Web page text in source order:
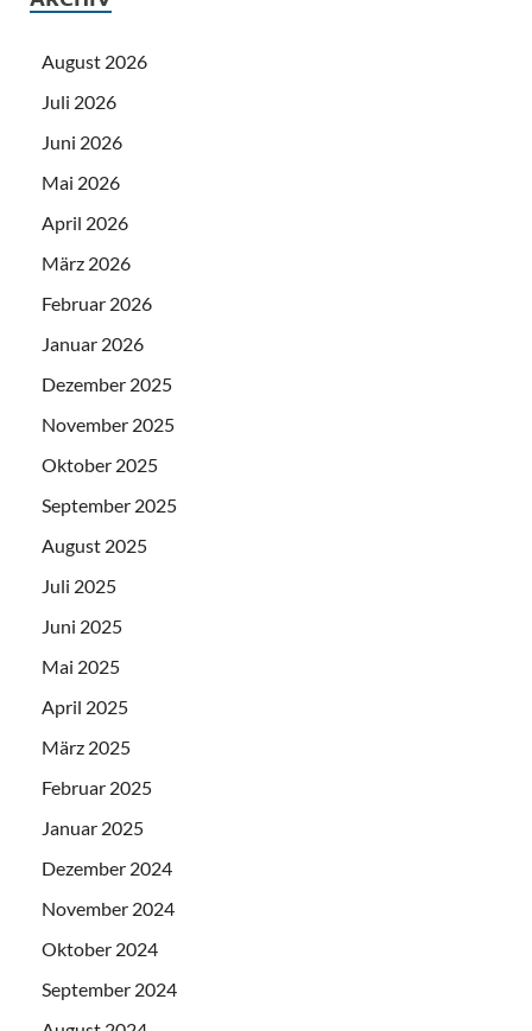
August 2026
Juli 2026
Juni 2026
Mai 2026
April 2026
März 2026
Februar 2026
Januar 2026
Dezember 2025
November 2025
Oktober 2025
September 2025
August 2025
Juli 2025
Juni 2025
Mai 2025
April 2025
März 2025
Februar 2025
Januar 2025
Dezember 2024
November 2024
Oktober 2024
September 2024